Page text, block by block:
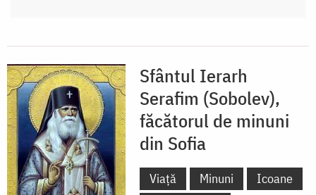
Sfântul Ierarh
Serafim (Sobolev),
făcătorul de minuni
din Sofia
Viață Minuni
Icoane